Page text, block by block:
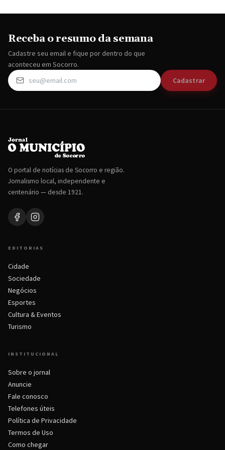
Receba o resumo da semana
Cadastre seu email e fique por dentro do que
aconteceu em Socorro.
Cadastrar
O portal de notícias de Socorro e região.
Jornalismo local, independente e
centenário — desde 1921.
EDITORIAS
Cidade
Sociedade
Negócios
Esportes
Cultura & Eventos
Turismo
INSTITUCIONAL
Sobre o jornal
Anuncie
Fale conosco
Telefones úteis
Política de Privacidade
Termos de Uso
Como chegar